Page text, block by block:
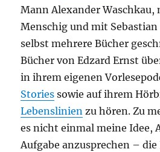
Mann Alexander Waschkau,
Menschig und mit
selbst mehrere Bücher
Bücher von Edzard Ernst
in ihrem eigenen
Stories sowie auf ihrem
Lebenslinien zu hören. Zu
es nicht einmal meine Idee,
Aufgabe anzusprechen – die